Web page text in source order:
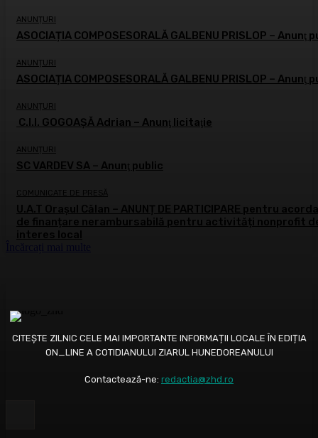
ANUNȚURI
ASOCIAȚIA COMPOSESORALĂ GALBENU PRISLOP – Anunţ
ANUNȚURI
ASOCIAȚIA COMPOSESORALĂ GALBENU PRISLOP – Anunţ
ANUNȚURI
C.I.I. GOGOAŞĂ Adrian – Anunţ licitaţie
ANUNȚURI
SC VARDEV SA – Anunţ public
COMUNICATE DE PRESĂ
U.A.T Orașul Călan – ANUNȚ DE PARTICIPARE pentru
de finanțare nerambursabilă pentru activități nonprofit
CITEȘTE ZILNIC CELE MAI IMPORTANTE INFORMAȚII LOCALE ÎN EDIȚIA
ON_LINE A COTIDIANULUI ZIARUL HUNEDOREANULUI
Contactează-ne: redactia@zhd.ro